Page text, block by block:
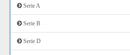
Serie A
Serie B
Serie D